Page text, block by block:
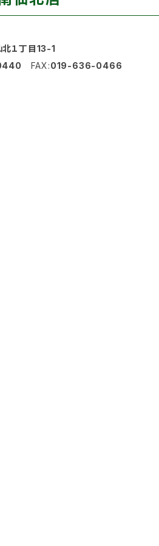
１丁目13-1
FAX:019-636-0466